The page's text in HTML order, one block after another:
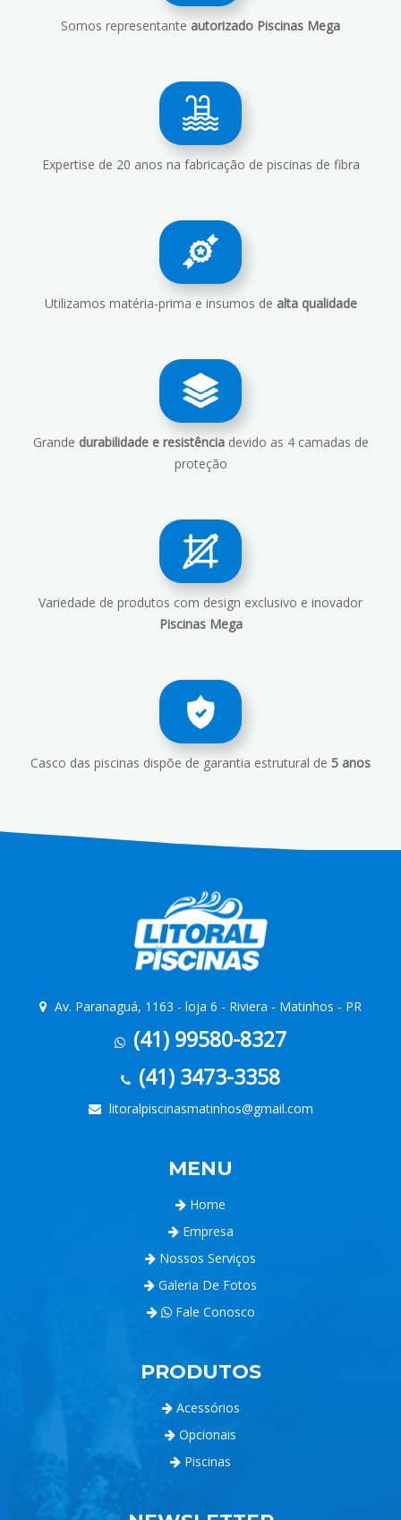
Somos representante autorizado Piscinas Mega
Expertise de 20 anos na fabricação de piscinas de fibra
Utilizamos matéria-prima e insumos de alta qualidade
Grande durabilidade e resistênciadevido as 4 camadas de
proteção
Variedade de produtos com design exclusivo e inovador
Piscinas Mega
Casco das piscinas dispõe de garantia estrutural de 5 anos
Av. Paranaguá, 1163 - loja 6 - Riviera - Matinhos - PR
(41) 99580-8327
(41) 3473-3358
litoralpiscinasmatinhos@gmail.com
MENU
Home
Empresa
Nossos Serviços
Galeria De Fotos
Fale Conosco
PRODUTOS
Acessórios
Opcionais
Piscinas